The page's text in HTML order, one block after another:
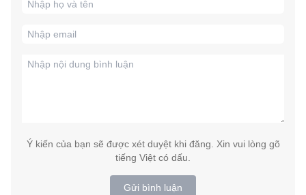
Ý kiến của bạn sẽ được xét duyệt khi đăng. Xin vui lòng gõ
tiếng Việt có dấu.
Gửi bình luận